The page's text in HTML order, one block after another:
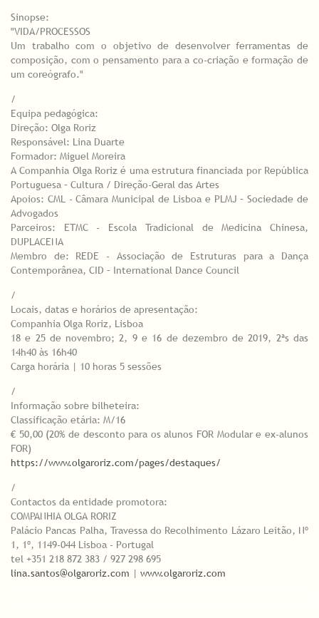
Sinopse:
"VIDA/PROCESSOS
Um trabalho com o objetivo de desenvolver ferramentas de
composição, com o pensamento para a co-criação e formação de
um coreógrafo."
/
Equipa pedagógica:
Direção: Olga Roriz
Responsável: Lina Duarte
Formador: Miguel Moreira
A Companhia Olga Roriz é uma estrutura financiada por República
Portuguesa – Cultura / Direção-Geral das Artes
Apoios: CML - Câmara Municipal de Lisboa e PLMJ – Sociedade de
Advogados
Parceiros: ETMC - Escola Tradicional de Medicina Chinesa,
DUPLACENA
Membro de: REDE - Associação de Estruturas para a Dança
Contemporânea, CID – International Dance Council
/
Locais, datas e horários de apresentação:
Companhia Olga Roriz, Lisboa
18 e 25 de novembro; 2, 9 e 16 de dezembro de 2019, 2ªs das
14h40 às 16h40
Carga horária | 10 horas 5 sessões
/
Informação sobre bilheteira:
Classificação etária: M/16
€ 50,00 (20% de desconto para os alunos FOR Modular e ex-alunos
FOR)
https://www.olgaroriz.com/pages/destaques/
/
Contactos da entidade promotora:
COMPANHIA OLGA RORIZ
Palácio Pancas Palha, Travessa do Recolhimento Lázaro Leitão, Nº
1, 1º, 1149-044 Lisboa - Portugal
tel +351 218 872 383 / 927 298 695
lina.santos@olgaroriz.com | www.olgaroriz.com